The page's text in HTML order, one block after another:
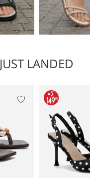
JUST LANDED